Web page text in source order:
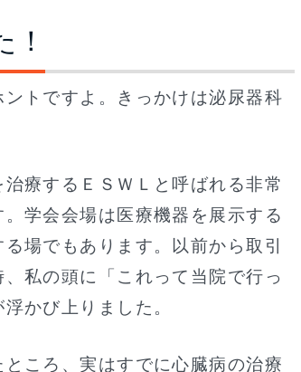
トですよ。きっかけは泌尿器科
療するＥＳＷＬと呼ばれる非常
学会会場は医療機器を展示する
場でもあります。以前から取引
私の頭に「これって当院で行っ
かび上りました。
ころ、実はすでに心臓病の治療